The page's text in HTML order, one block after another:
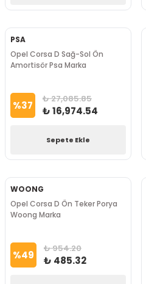
PSA
Opel Corsa D Sağ-Sol Ön
Amortisör Psa Marka
%37 ₺ 27,085.85
₺ 16,974.54
Sepete Ekle
WOONG
Opel Corsa D Ön Teker Porya
Woong Marka
%49 ₺ 954.20
₺ 485.32